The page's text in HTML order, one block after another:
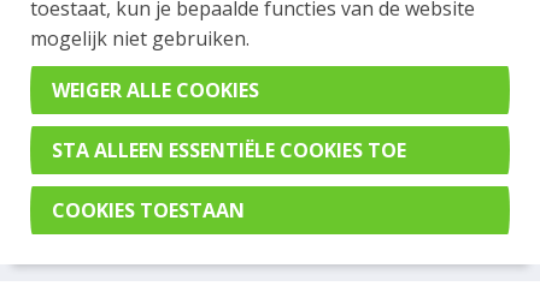
ETNA
toestaat, kun je bepaalde functies van de website
mogelijk niet gebruiken.